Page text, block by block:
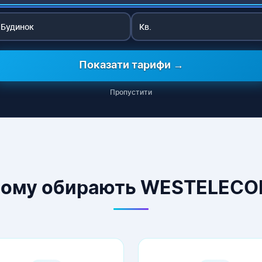
Показати тарифи →
Пропустити
обирають